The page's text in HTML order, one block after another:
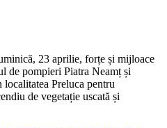
23 aprilie, forțe și mijloace
de pompieri Piatra Neamț și
Preluca pentru
de vegetație uscată și